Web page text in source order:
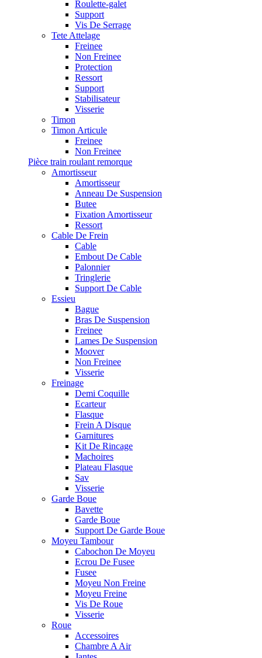
Roulette-galet
Support
Vis De Serrage
Tete Attelage
Freinee
Non Freinee
Protection
Ressort
Support
Stabilisateur
Visserie
Timon
Timon Articule
Freinee
Non Freinee
Pièce train roulant remorque
Amortisseur
Amortisseur
Anneau De Suspension
Butee
Fixation Amortisseur
Ressort
Cable De Frein
Cable
Embout De Cable
Palonnier
Tringlerie
Support De Cable
Essieu
Bague
Bras De Suspension
Freinee
Lames De Suspension
Moover
Non Freinee
Visserie
Freinage
Demi Coquille
Ecarteur
Flasque
Frein A Disque
Garnitures
Kit De Rincage
Machoires
Plateau Flasque
Sav
Visserie
Garde Boue
Bavette
Garde Boue
Support De Garde Boue
Moyeu Tambour
Cabochon De Moyeu
Ecrou De Fusee
Fusee
Moyeu Non Freine
Moyeu Freine
Vis De Roue
Visserie
Roue
Accessoires
Chambre A Air